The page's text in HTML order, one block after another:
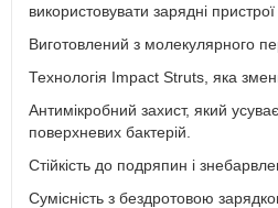
використовувати зарядні пристрої
Виготовлений з молекулярного
Технологія Impact Struts, яка
Антимікробний захист, який
поверхневих бактерій.
Стійкість до подряпин і
Сумісність з бездротовою